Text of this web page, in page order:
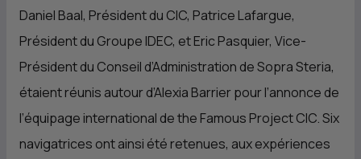
Daniel Baal, Président du CIC, Patrice Lafargue,
Président du Groupe IDEC, et Eric Pasquier, Vice-
Président du Conseil d’Administration de Sopra Steria,
étaient réunis autour d’Alexia Barrier pour l’annonce de
l’équipage international de the Famous ProjectCIC. Six
navigatrices ont ainsi été retenues, aux expériences